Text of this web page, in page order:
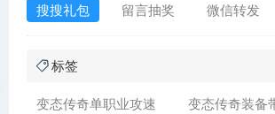
搜搜礼包
留言抽奖 微信转发
标签
变态传奇单职业攻速
变态传奇装备